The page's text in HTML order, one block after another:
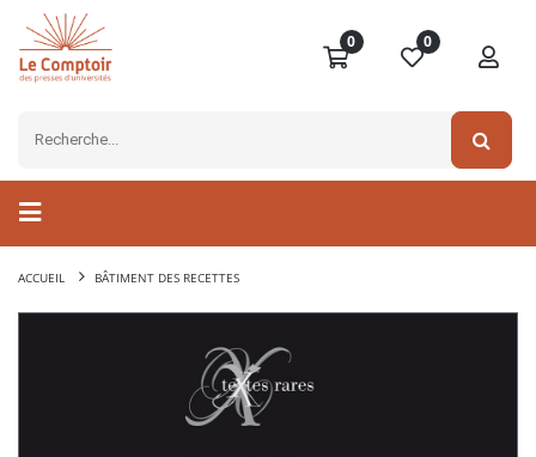
0 0
ACCUEIL BÂTIMENT DES RECETTES